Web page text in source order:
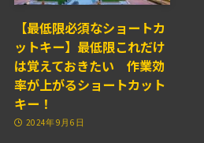
【最低限必須なショートカ
ットキー】最低限これだけ
は覚えておきたい 作業効
率が上がるショートカット
キー！
2024年9月6日